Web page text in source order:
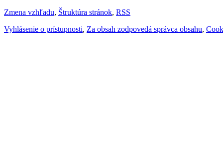
Zmena vzhľadu, Štruktúra stránok, RSS
Vyhlásenie o prístupnosti, Za obsah zodpovedá správca obsahu,